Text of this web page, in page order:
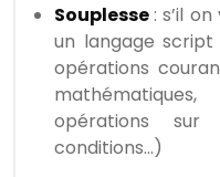
Souplesse: s’il
un langage script
opérations
opérations sur
conditions…)